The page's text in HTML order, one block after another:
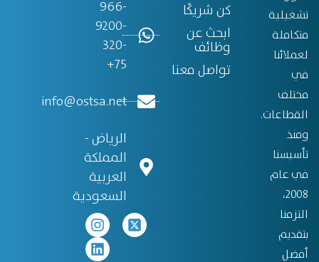
تشغيلية
متكاملة
لعملائنا
في
مختلف
القطاعات.
ومنذ
تأسيسنا
في عام
2008،
التزمنا
بتقديم
أفضل
كن شريكًا
ابحث عن
وظائف
تواصل معنا
966-
9200-
320-
75+
info@ostsa.net
الرياض -
المملكة
العربية
السعودية